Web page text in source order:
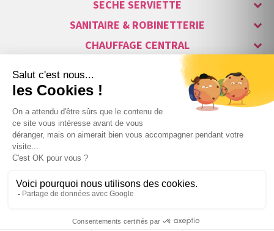
90,81 € TTC
SECHE SERVIETTE
SANITAIRE & ROBINETTERIE
CHAUFFAGE CENTRAL
ALARME & SÉCURITÉ
MAISON CONNECTÉE
VISIOPHONE & INTERPHONE
LUMINAIRES & ECLAIRAGE